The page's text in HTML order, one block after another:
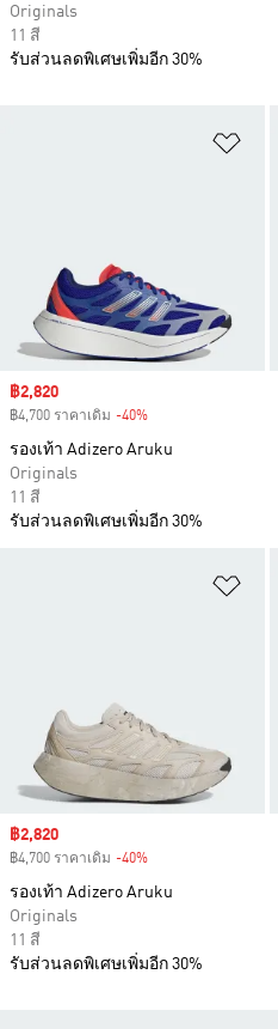
Sale price
฿2,820
฿4,700 ราคาเดิม -40%
รองเท้า Adizero Aruku
Originals
11 สี
รับส่วนลดพิเศษเพิ่มอีก 30%
Sale price
฿2,820
฿4,700 ราคาเดิม -40%
รองเท้า Adizero Aruku
Originals
11 สี
รับส่วนลดพิเศษเพิ่มอีก 30%
Originals
11 สี
รับส่วนลดพิเศษเพิ่มอีก 30%